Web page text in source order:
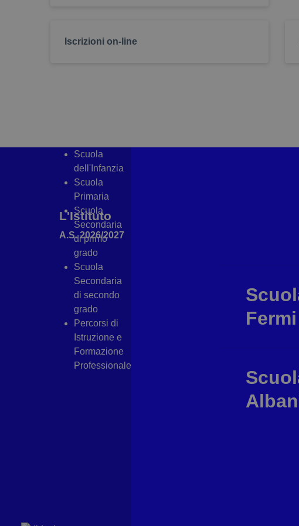
Iscrizioni on-line
L'Istituto
A.S. 2026/2027
Scuola
dell'Infanzia
Scuola
Primaria
Scuola
Secondaria
di primo
grado
Scuola
Secondaria
di secondo
grado
Percorsi di
Istruzione e
Formazione
Professionale